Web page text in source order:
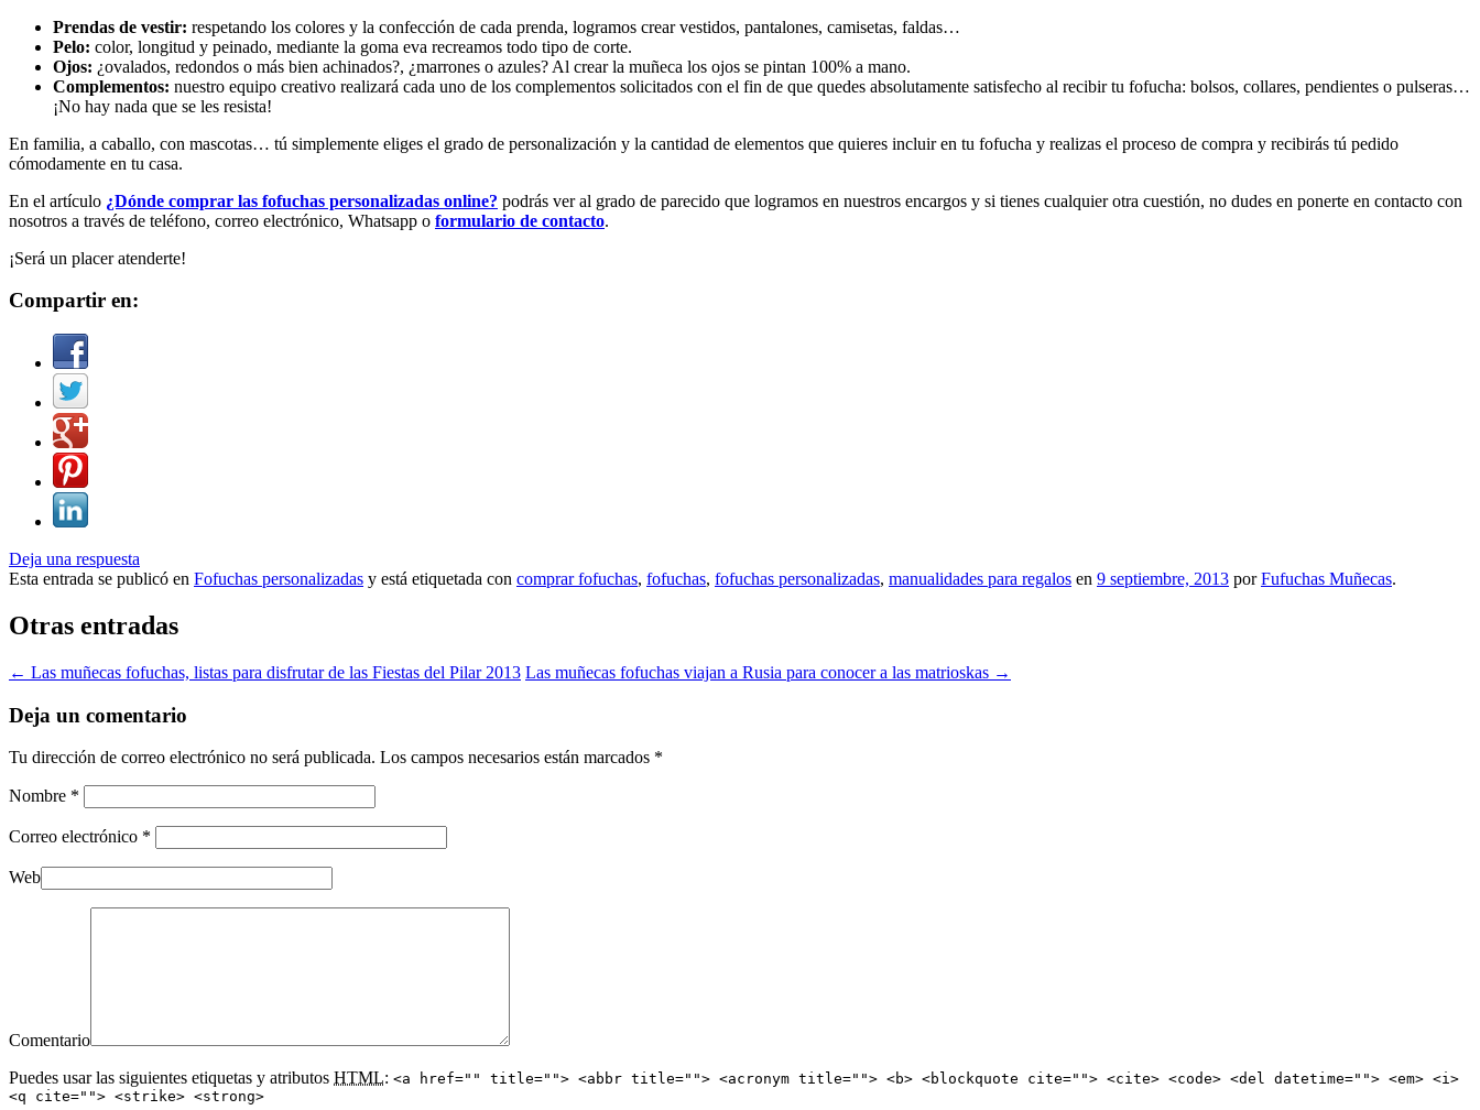
Prendas de vestir: respetando los colores y la confección de cada prenda, logramos crear vestidos, pantalones, camisetas, faldas…
Pelo: color, longitud y peinado, mediante la goma eva recreamos todo tipo de corte.
Ojos: ¿ovalados, redondos o más bien achinados?, ¿marrones o azules? Al crear la muñeca los ojos se pintan 100% a mano.
Complementos: nuestro equipo creativo realizará cada uno de los complementos solicitados con el fin de que quedes absolutamente satisfecho al recibir tu fofucha: bolsos, collares, pendientes o pulseras…
¡No hay nada que se les resista!
En familia, a caballo, con mascotas… tú simplemente eliges el grado de personalización y la cantidad de elementos que quieres incluir en tu fofucha y realizas el proceso de compra y recibirás tú pedido
cómodamente en tu casa.
En el artículo ¿Dónde comprar las fofuchas personalizadas online? podrás ver al grado de parecido que logramos en nuestros encargos y si tienes cualquier otra cuestión, no dudes en ponerte en contacto con
nosotros a través de teléfono, correo electrónico, Whatsapp o formulario de contacto.
¡Será un placer atenderte!
Compartir en:
Deja una respuesta
Esta entrada se publicó en Fofuchas personalizadas y está etiquetada con comprar fofuchas, fofuchas, fofuchas personalizadas, manualidades para regalos en 9 septiembre, 2013 porFufuchas Muñecas.
Otras entradas
← Las muñecas fofuchas, listas para disfrutar de las Fiestas del Pilar 2013 Las muñecas fofuchas viajan a Rusia para conocer a las matrioskas →
Deja un comentario
Tu dirección de correo electrónico no será publicada. Los campos necesarios están marcados *
Nombre *
Correo electrónico *
Web
Comentario
Puedes usar las siguientes etiquetas y atributos HTML: <a href="" title=""> <abbr title=""> <acronym title=""> <b> <blockquote cite=""> <cite> <code> <del datetime=""> <em> <i>
<q cite=""> <strike> <strong>